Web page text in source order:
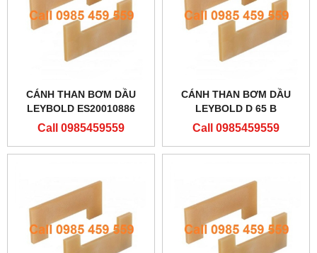
CÁNH THAN BƠM DẦU
LEYBOLD ES20010886
Call 0985459559
CÁNH THAN BƠM DẦU
LEYBOLD D 65 B
Call 0985459559